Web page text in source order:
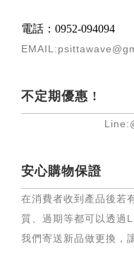
電話：0952-094094
不定期優惠 !
安心購物保證
在消費者收到產品後若
質、過期等都可以透過
我們寄送新品做更換，